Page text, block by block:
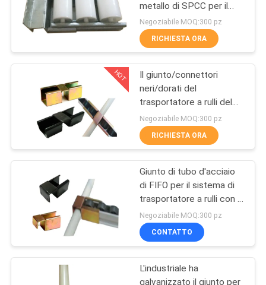
PREVENTIVO
DEL
POLITICA
SULLA
PRIVACY
Tubo della lega di
alluminio
Connettori del tubo
del cromo
53
metallo di SPCC per il
carrello del cellulare
Assemblea/del
trasportatore a rulli
Negoziabile MOQ:300 pz
RICHIESTA ORA
HOT
Il giunto/connettori
neri/dorati del
trasportatore a rulli del
metallo 28mm ha
ricoperto i tubi
Negoziabile MOQ:300 pz
RICHIESTA ORA
Giunto di tubo d'acciaio
di FIFO per il sistema di
trasportatore a rulli con il
trattamento di superficie
di elettroforesi
Negoziabile MOQ:300 pz
CONTATTO
L'industriale ha
galvanizzato il giunto per